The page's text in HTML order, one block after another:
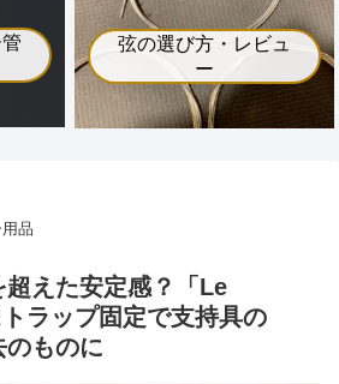
弦の選び方・レビュ
ー
品
えた安定感？「Le
ラップ固定で支持具の
のものに